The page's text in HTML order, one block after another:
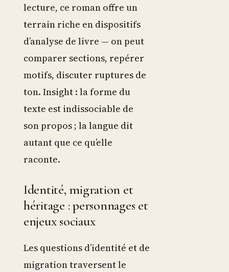
lecture, ce roman offre un
terrain riche en dispositifs
d’analyse de livre — on peut
comparer sections, repérer
motifs, discuter ruptures de
ton. Insight : la forme du
texte est indissociable de
son propos ; la langue dit
autant que ce qu’elle
raconte.
Identité, migration et
héritage : personnages et
enjeux sociaux
Les questions d’identité et de
migration traversent le